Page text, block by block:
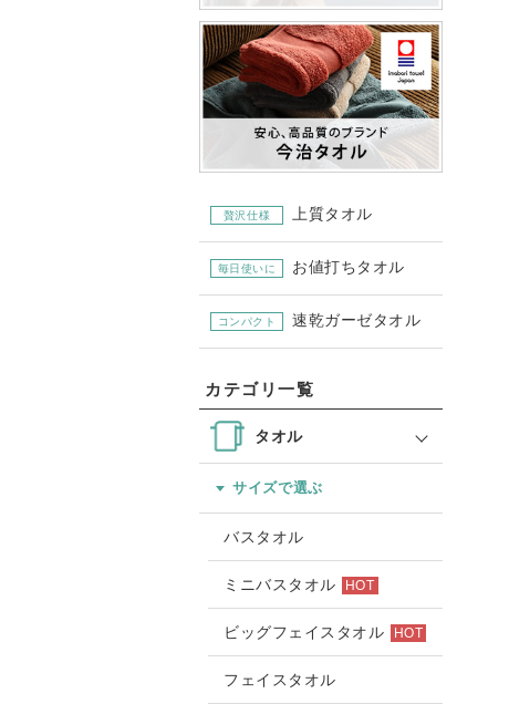
贅沢仕様 上質タオル
毎日使いに お値打ちタオル
コンパクト 速乾ガーゼタオル
カテゴリ一覧
タオル
サイズで選ぶ
バスタオル
ミニバスタオル HOT
ビッグフェイスタオル HOT
フェイスタオル